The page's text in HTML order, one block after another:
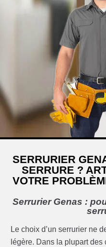
SERRURIER
SERRURE ?
VOTRE
Serrurier Genas :
Le choix d’un serrurier ne
légère. Dans la plupart